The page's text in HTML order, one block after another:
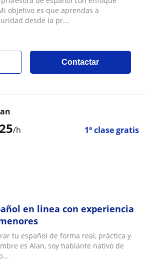
objetivo es que aprendas a
desde la pr...
Contactar
25/h 1ª clase gratis
en linea con experiencia
tu español de forma real, práctica y
es Alan, soy hablante nativo de